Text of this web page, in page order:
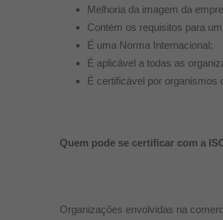
Melhoria da imagem da
Contém os requisitos para
É uma Norma Internacional;
É aplicável a todas as
É certificável por organismos
Quem pode se certificar com a
Organizações envolvidas na